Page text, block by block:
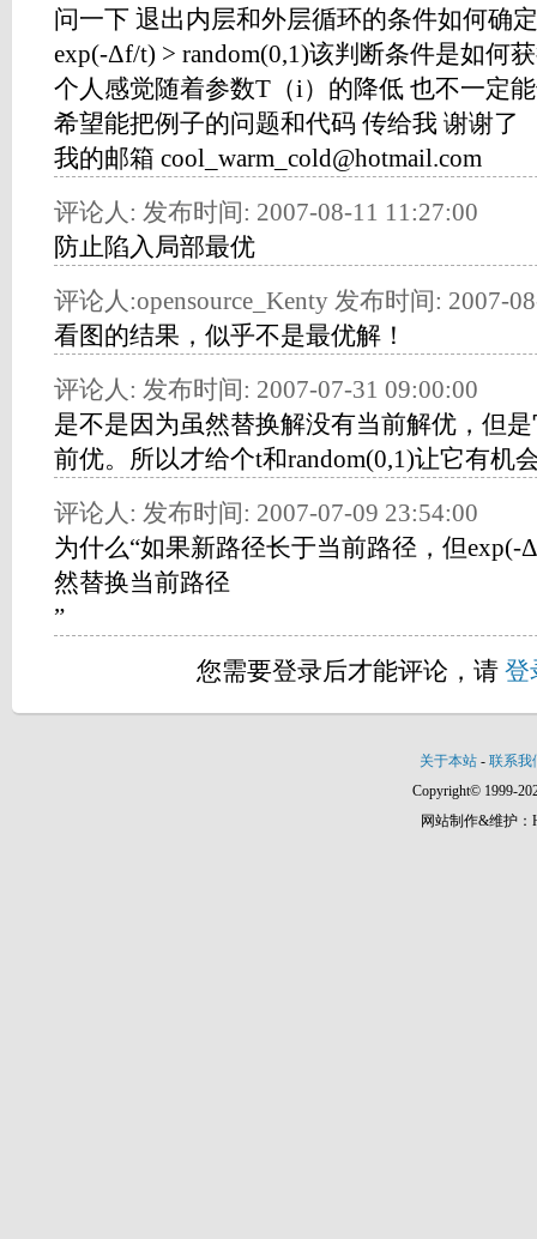
问一下 退出内层和外层循环的条件如何确
exp(-Δf/t) > random(0,1)该判断条件是如何
个人感觉随着参数T（i）的降低 也不一定
希望能把例子的问题和代码 传给我 谢谢了
我的邮箱 cool_warm_cold@hotmail.com
评论人: 发布时间: 2007-08-11 11:27:00
防止陷入局部最优
评论人:opensource_Kenty 发布时间: 2007-
看图的结果，似乎不是最优解！
评论人: 发布时间: 2007-07-31 09:00:00
是不是因为虽然替换解没有当前解优，但
前优。所以才给个t和random(0,1)让它有机
评论人: 发布时间: 2007-07-09 23:54:00
为什么“如果新路径长于当前路径，但exp(-
然替换当前路径
”
您需要登录后才能评论，请 登
关于本站 - 联系我
Copyright© 1999-
网站制作&维护